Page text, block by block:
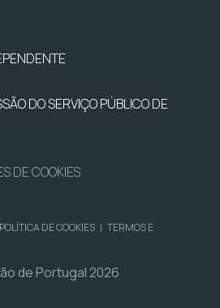
DO SERVIÇO PÚBLICO DE
DE COOKIES
POLÍTICA DE COOKIES | TERMOS E
de Portugal 2026